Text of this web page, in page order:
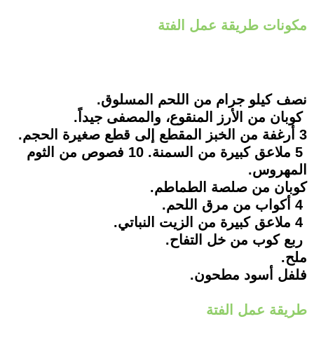
مكونات طريقة عمل الفتة
نصف كيلو جرام من اللحم المسلوق.
كوبان من الأرز المنقوع، والمصفى جيداً.
3 أرغفة من الخبز المقطع إلى قطع صغيرة الحجم.
5 ملاعق كبيرة من السمنة. 10 فصوص من الثوم
المهروس.
كوبان من صلصة الطماطم.
ربع كوب من خل التفاح.
ملح.
فلفل أسود مطحون.
طريقة عمل الفتة